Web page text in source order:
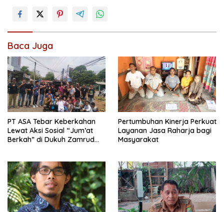
Baca Juga
PT ASA Tebar Keberkahan
Lewat Aksi Sosial “Jum’at
Berkah” di Dukuh Zamrud
Pertumbuhan Kinerja Perkuat
Layanan Jasa Raharja bagi
Masyarakat